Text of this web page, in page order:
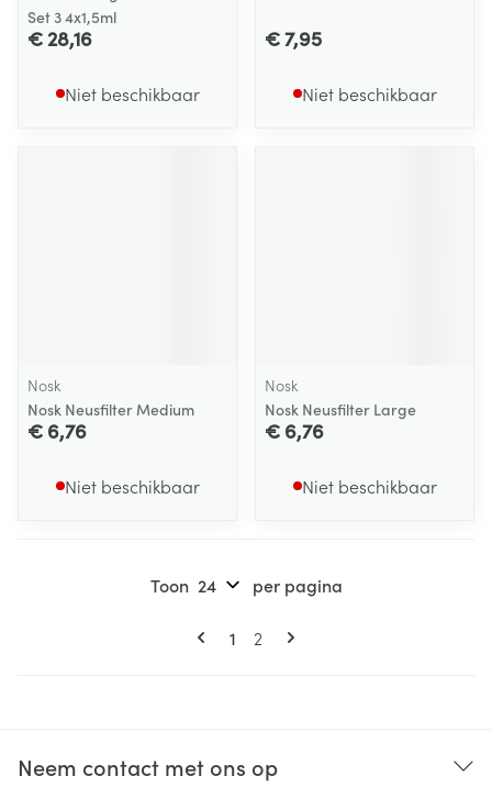
Set 3 4x1,5ml
€ 28,16
Niet beschikbaar
€ 7,95
Niet beschikbaar
Nosk
Nosk Neusfilter Medium
€ 6,76
Niet beschikbaar
Nosk
Nosk Neusfilter Large
€ 6,76
Niet beschikbaar
Pagina's
U lees momenteel pagina
1 Pagina
2
Toon per pagina
Neem contact met ons op